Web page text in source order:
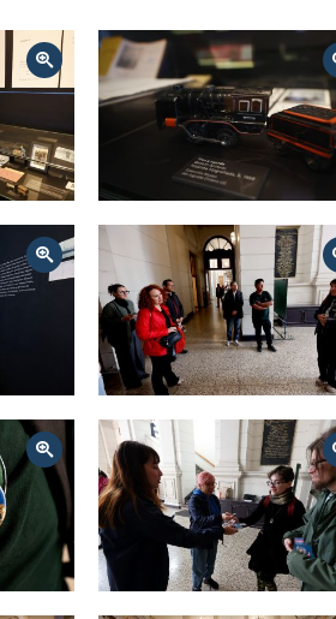
Zoom
Zoom
Zoom